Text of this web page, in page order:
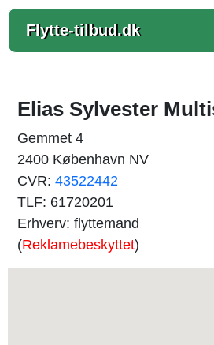
Flytte-tilbud.dk
Elias Sylvester
Gemmet 4
2400 København NV
CVR: 43522442
TLF: 61720201
Erhverv: flyttemand
(Reklamebeskyttet)